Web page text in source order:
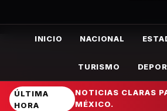
INICIO NACIONAL
TURISMO
ÚLTIMA
HORA
NOTICIAS CLARAS
MÉXICO.